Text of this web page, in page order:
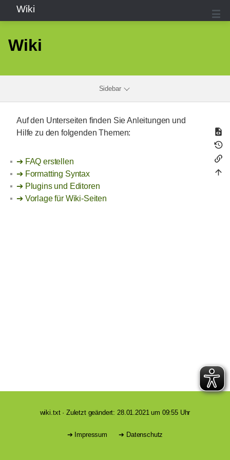
Wiki
Wiki
Sidebar
Auf den Unterseiten finden Sie Anleitungen und
Hilfe zu den folgenden Themen:
FAQ erstellen
Formatting Syntax
Plugins und Editoren
Vorlage für Wiki-Seiten
wiki.txt· Zuletzt geändert: 28.01.2021 um 09:55 Uhr
Impressum Datenschutz